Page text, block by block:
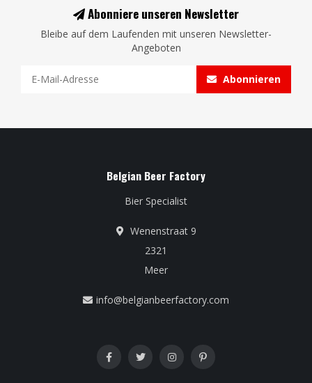
Abonniere unseren Newsletter
Bleibe auf dem Laufenden mit unseren Newsletter-
Angeboten
Abonnieren
Belgian Beer Factory
Bier Specialist
Wenenstraat 9
2321
Meer
info@belgianbeerfactory.com